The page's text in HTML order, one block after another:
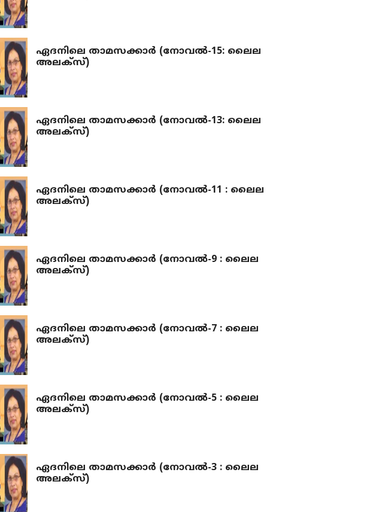
ഏദനിലെ താമസക്കാർ (നോവല്‍-15: ലൈല
അലക്‌സ്)
ഏദനിലെ താമസക്കാർ (നോവല്‍-13: ലൈല
അലക്‌സ്)
ഏദനിലെ താമസക്കാർ (നോവല്‍-11 : ലൈല
അലക്‌സ്)
ഏദനിലെ താമസക്കാർ (നോവല്‍-9 : ലൈല
അലക്‌സ്)
ഏദനിലെ താമസക്കാർ (നോവല്‍-7 : ലൈല
അലക്‌സ്)
ഏദനിലെ താമസക്കാർ (നോവല്‍-5 : ലൈല
അലക്‌സ്)
ഏദനിലെ താമസക്കാർ (നോവല്‍-3 : ലൈല
അലക്‌സ്)